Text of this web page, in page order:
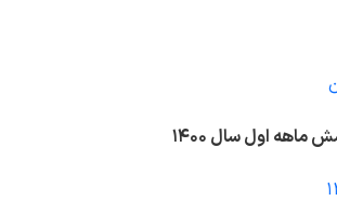
اول سال 1400